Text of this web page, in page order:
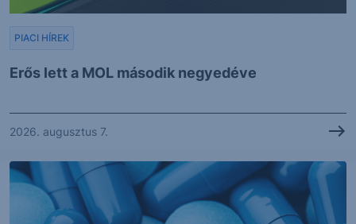
Erős lett a MOL második negyedéve
PIACI HÍREK
2026. augusztus 7.